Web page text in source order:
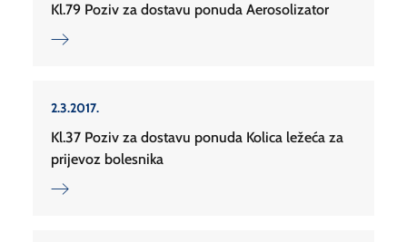
Kl.79 Poziv za dostavu ponuda Aerosolizator
2.3.2017.
Kl.37 Poziv za dostavu ponuda Kolica ležeća za
prijevoz bolesnika